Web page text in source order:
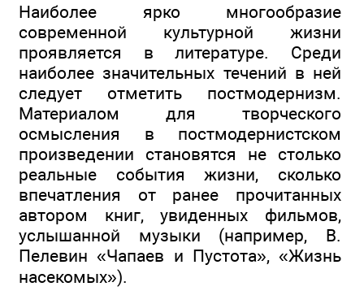
Наиболее ярко многообразие
современной культурной жизни
проявляется в литературе. Среди
наиболее значительных течений в ней
следует отметить постмодернизм.
Материалом для творческого
осмысления в постмодернистском
произведении становятся не столько
реальные события жизни, сколько
впечатления от ранее прочитанных
автором книг, увиденных фильмов,
услышанной музыки (например, В.
Пелевин «Чапаев и Пустота», «Жизнь
насекомых»).